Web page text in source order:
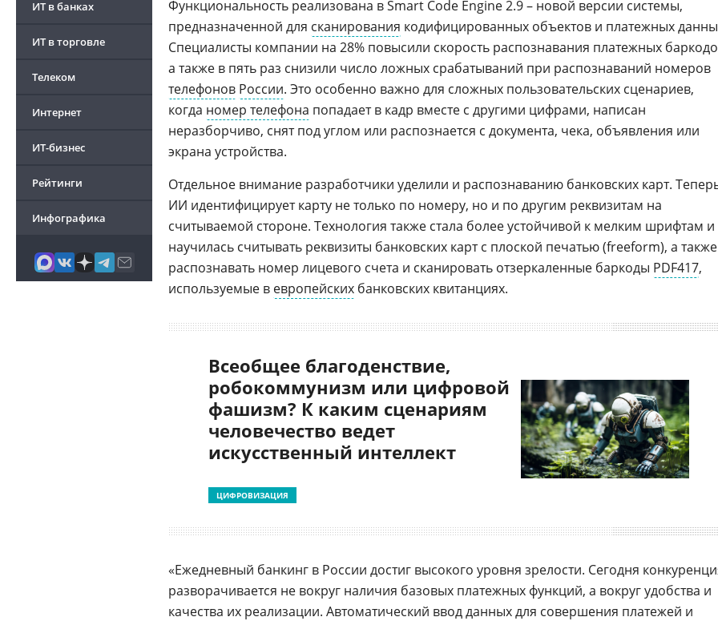
ИТ в банках
ИТ в торговле
Телеком
Интернет
ИТ-бизнес
Рейтинги
Инфографика
Функциональность реализована в Smart Code Engine 2.9 – новой версии системы,
предназначенной для сканирования кодифицированных объектов и платежных
Специалисты компании на 28% повысили скорость распознавания платежных
а также в пять раз снизили число ложных срабатываний при распознаваний номеров
телефонов России. Это особенно важно для сложных пользовательских сценариев,
когда номер телефона попадает в кадр вместе с другими цифрами, написан
неразборчиво, снят под углом или распознается с документа, чека, объявления или
экрана устройства.
Отдельное внимание разработчики уделили и распознаванию банковских карт.
ИИ идентифицирует карту не только по номеру, но и по другим реквизитам на
считываемой стороне. Технология также стала более устойчивой к мелким шрифтам и
научилась считывать реквизиты банковских карт с плоской печатью (freeform), а также
распознавать номер лицевого счета и сканировать отзеркаленные баркоды PDF417,
используемые в европейских банковских квитанциях.
Всеобщее благоденствие,
робокоммунизм или цифровой
фашизм? К каким сценариям
человечество ведет
искусственный интеллект
ЦИФРОВИЗАЦИЯ
«Ежедневный банкинг в России достиг высокого уровня зрелости. Сегодня
разворачивается не вокруг наличия базовых платежных функций, а вокруг удобства и
качества их реализации. Автоматический ввод данных для совершения платежей и